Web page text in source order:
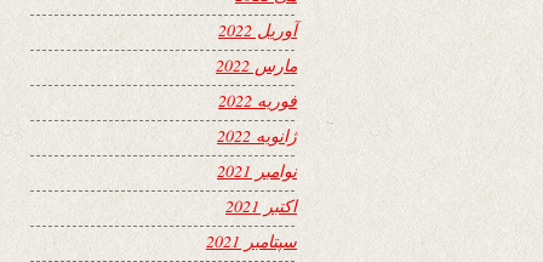
آوریل 2022
مارس 2022
فوریه 2022
ژانویه 2022
نوامبر 2021
اکتبر 2021
سپتامبر 2021